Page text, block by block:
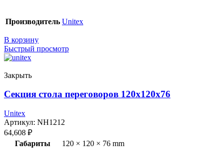
Производитель Unitex
В корзину
Быстрый просмотр
Закрыть
Секция стола переговоров 120x120x76
Unitex
Артикул: NH1212
64,608 ₽
Габариты
120 × 120 × 76 mm